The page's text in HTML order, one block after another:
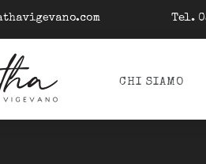
Tel.
CHI SIAMO